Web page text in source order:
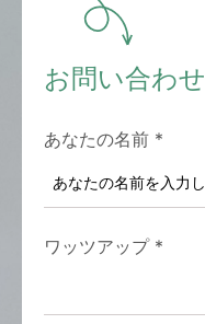
お問い合わせ
あなたの名前 *
ワッツアップ *